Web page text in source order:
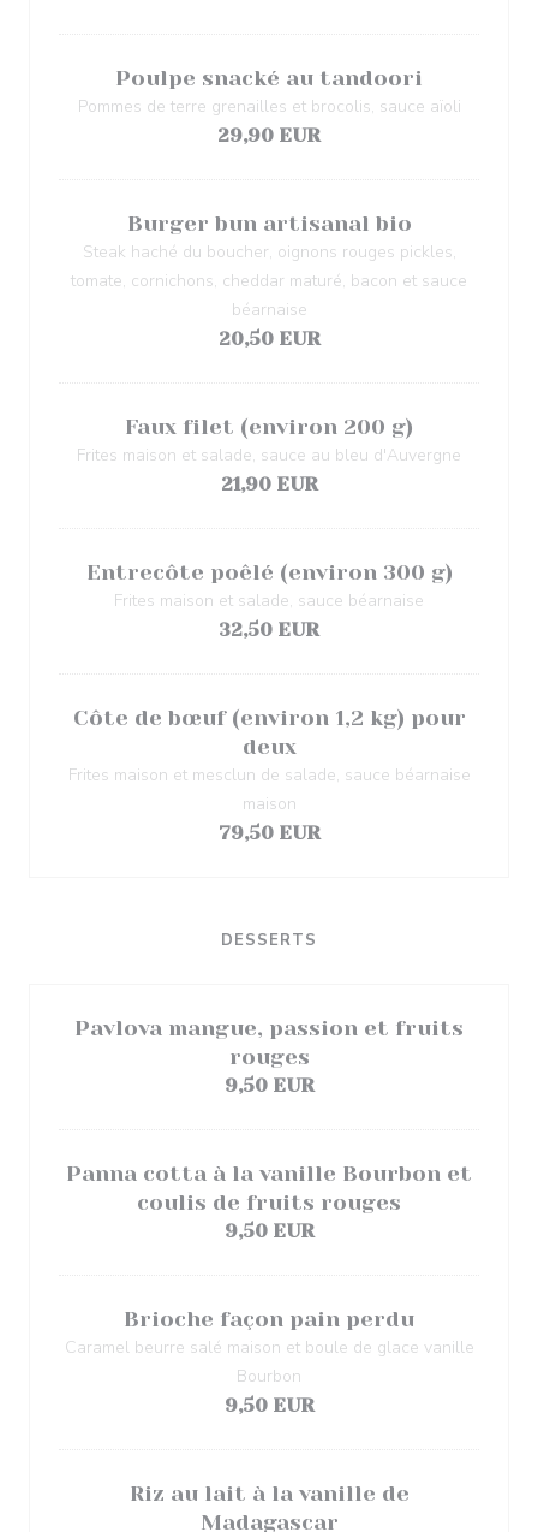
Poulpe snacké au tandoori
Pommes de terre grenailles et brocolis, sauce aïoli
29,90 EUR
Burger bun artisanal bio
Steak haché du boucher, oignons rouges pickles,
tomate, cornichons, cheddar maturé, bacon et sauce
béarnaise
20,50 EUR
Faux filet (environ 200 g)
Frites maison et salade, sauce au bleu d'Auvergne
21,90 EUR
Entrecôte poêlé (environ 300 g)
Frites maison et salade, sauce béarnaise
32,50 EUR
Côte de bœuf (environ 1,2 kg) pour
deux
Frites maison et mesclun de salade, sauce béarnaise
maison
79,50 EUR
DESSERTS
Pavlova mangue, passion et fruits
rouges
9,50 EUR
Panna cotta à la vanille Bourbon et
coulis de fruits rouges
9,50 EUR
Brioche façon pain perdu
Caramel beurre salé maison et boule de glace vanille
Bourbon
9,50 EUR
Riz au lait à la vanille de
Madagascar